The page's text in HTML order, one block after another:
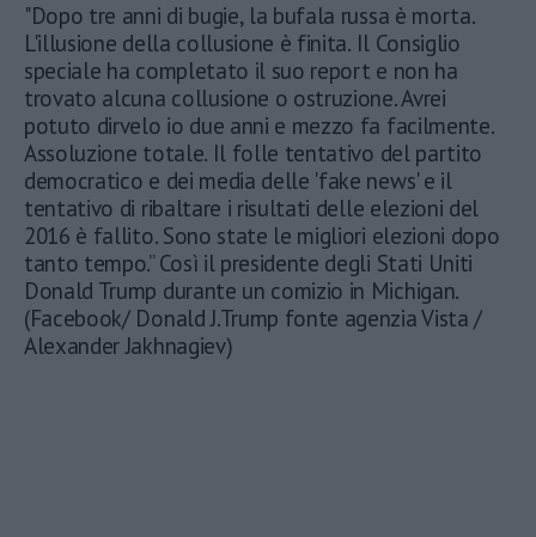
"Dopo tre anni di bugie, la bufala russa è morta.
L'illusione della collusione è finita. Il Consiglio
speciale ha completato il suo report e non ha
trovato alcuna collusione o ostruzione. Avrei
potuto dirvelo io due anni e mezzo fa facilmente.
Assoluzione totale. Il folle tentativo del partito
democratico e dei media delle 'fake news' e il
tentativo di ribaltare i risultati delle elezioni del
2016 è fallito. Sono state le migliori elezioni dopo
tanto tempo.” Così il presidente degli Stati Uniti
Donald Trump durante un comizio in Michigan.
(Facebook/ Donald J.Trump fonte agenzia Vista /
Alexander Jakhnagiev)